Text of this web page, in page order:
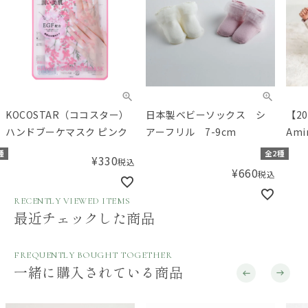
KOCOSTAR（ココスター）
ハンドブーケマスク ピンク
¥330税込
日本製ベビーソックス シ
アーフリル 7-9cm
全2種
¥660税込
【
グ
RECENTLY VIEWED ITEMS
最近チェックした商品
FREQUENTLY BOUGHT TOGETHER
一緒に購入されている商品